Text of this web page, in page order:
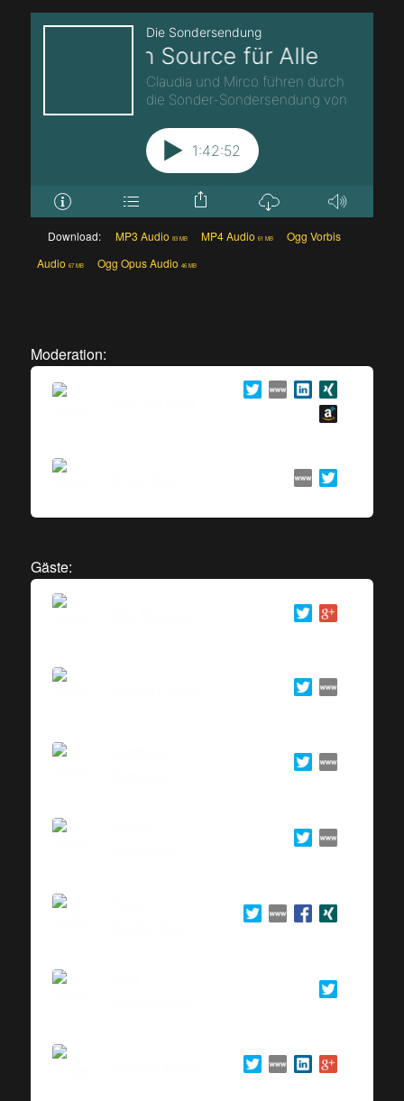
Download: MP3 Audio 83 MB MP4 Audio 61 MB
Ogg Vorbis
Audio 67 MB Ogg Opus Audio 46 MB
Moderation:
Gäste: